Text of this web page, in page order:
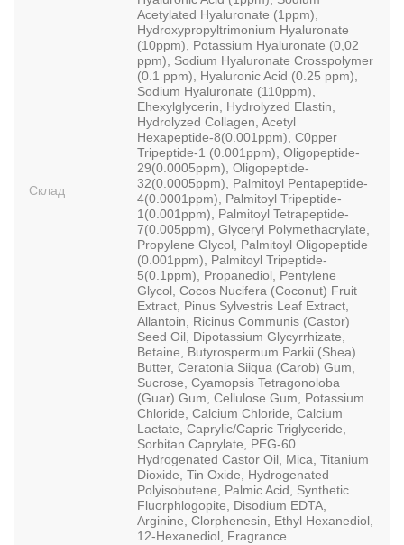
Склад
Acetylated Hyaluronate (1ppm),
Hydroxypropyltrimonium Hyaluronate
(10ppm), Potassium Hyaluronate (0,02
ppm), Sodium Hyaluronate Crosspolymer
(0.1 ppm), Hyaluronic Acid (0.25 ppm),
Sodium Hyaluronate (110ppm),
Ehexylglycerin, Hydrolyzed Elastin,
Hydrolyzed Collagen, Acetyl
Hexapeptide-8(0.001ppm), C0pper
Tripeptide-1 (0.001ppm), Oligopeptide-
29(0.0005ppm), Oligopeptide-
32(0.0005ppm), Palmitoyl Pentapeptide-
4(0.0001ppm), Palmitoyl Tripeptide-
1(0.001ppm), Palmitoyl Tetrapeptide-
7(0.005ppm), Glyceryl Polymethacrylate,
Propylene Glycol, Palmitoyl Oligopeptide
(0.001ppm), Palmitoyl Tripeptide-
5(0.1ppm), Propanediol, Pentylene
Glycol, Cocos Nucifera (Coconut) Fruit
Extract, Pinus Sylvestris Leaf Extract,
Allantoin, Ricinus Communis (Castor)
Seed Oil, Dipotassium Glycyrrhizate,
Betaine, Butyrospermum Parkii (Shea)
Butter, Ceratonia Siiqua (Carob) Gum,
Sucrose, Cyamopsis Tetragonoloba
(Guar) Gum, Cellulose Gum, Potassium
Chloride, Calcium Chloride, Calcium
Lactate, Caprylic/Capric Triglyceride,
Sorbitan Caprylate, PEG-60
Hydrogenated Castor Oil, Mica, Titanium
Dioxide, Tin Oxide, Hydrogenated
Polyisobutene, Palmic Acid, Synthetic
Fluorphlogopite, Disodium EDTA,
Arginine, Clorphenesin, Ethyl Hexanediol,
12-Hexanediol, Fragrance